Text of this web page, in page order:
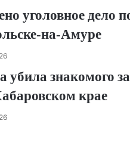
уголовное дело
знакомого
крае